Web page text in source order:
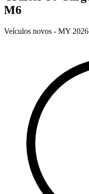
M6
Veículos novos - MY 2026